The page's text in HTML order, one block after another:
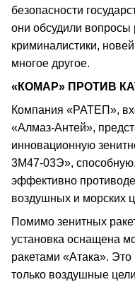
безопасности
они обсудили вопросы
криминалистики,
многое другое.
«КОМАР» ПРОТИВ
Компания «РАТЕП»,
«Алмаз-Антей»,
инновационную
3М47-03Э»,
эффективно
воздушных и морских
Помимо зенитных
установка оснащена
ракетами «Атака». Это
только воздушные